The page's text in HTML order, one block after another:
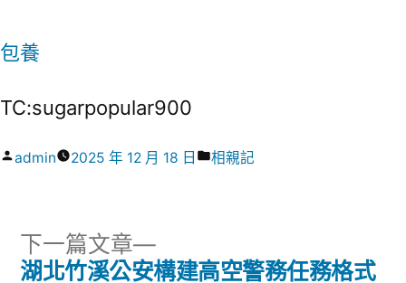
包養
TC:sugarpopular900
作
admin 2025 年 12 月 18 日
分
相親記
下一篇文章
下
一
湖北竹溪公安構建高空警務任務格式